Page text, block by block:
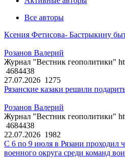
Все авторы
Ксения Фетисова- Бастрыкину
Розанов Валерий
Журнал "Вестник геополитики"
4684438
27.07.2026 1275
Рязанские казаки решили
Розанов Валерий
Журнал "Вестник геополитики"
4684438
22.07.2026 1982
С 6 по 9 июля в Рязани проходил
военного округа среди команд